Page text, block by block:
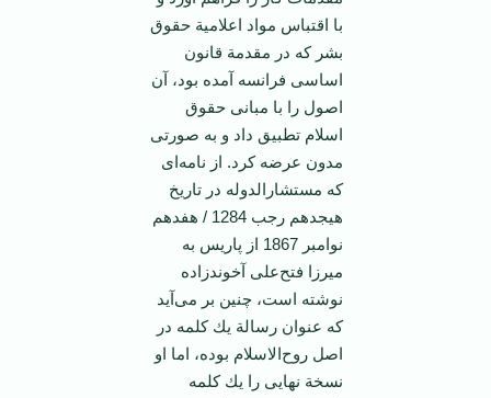
با اقتباس‌ مواد اعلامیة‌ حقوق‌
بشر كه‌ در مقدمة‌ قانون‌
اساسی‌ فرانسه‌ آمده‌ بود، آن‌
اصول‌ را با مبانی‌ حقوق‌
اسلام‌ تطبیق‌ داد و به‌ صورتی‌
مدون‌ عرضه‌ كرد. از نامه‌ای‌
كه ‌مستشارالدوله‌ در تاریخ‌
هیجدهم‌ رجب‌ 1284 / هفدهم‌
نوامبر 1867 از پاریس‌ به‌
میرزا فتح‌علی‌ آخوندزاده‌
نوشته‌ است‌، چنین‌ بر می‌آید
كه‌ عنوان ‌رسالة‌ یك‌ كلمه‌ در
اصل‌ روح‌الاسلام‌ بوده‌، اما او
نسخة‌ نهایی‌ را یك‌ كلمه‌